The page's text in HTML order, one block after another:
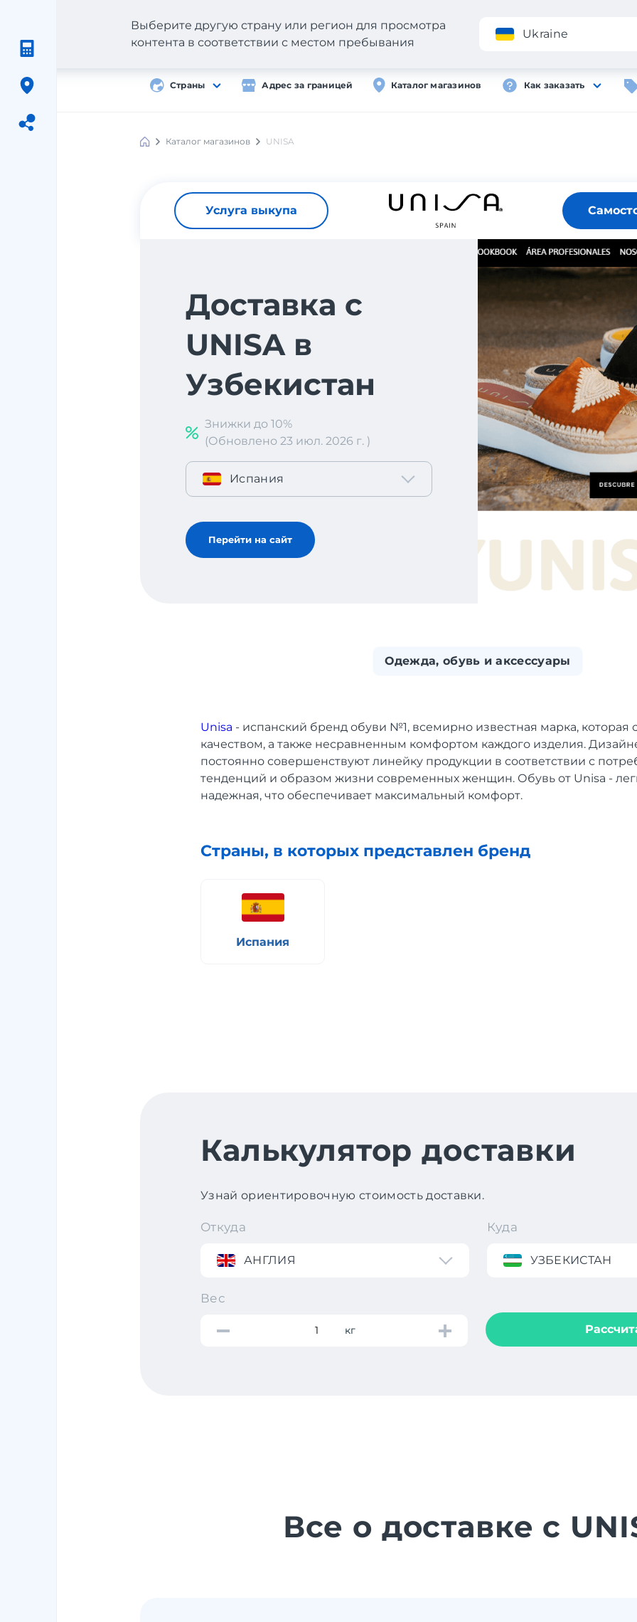
Приложение
Страны Адрес за границей Каталог магазинов Как заказать
Выберите другую страну или регион для просмотра
контента в соответствии с местом пребывания
Ukraine
Meest
Каталог магазинов UNISA
Услуга выкупа
Доставка с
UNISA в
Узбекистан
Знижки до 10%
(Обновлено 23 июл. 2026 г. )
Испания
Перейти на сайт
Одежда, обувь и аксессуары
Unisa - испанский бренд обуви №1, всемирно известная марка, которая
качеством, а также несравненным комфортом каждого изделия.
постоянно совершенствуют линейку продукции в соответствии с
тенденций и образом жизни современных женщин. Обувь от Unisa -
надежная, что обеспечивает максимальный комфорт.
Страны, в которых представлен бренд
Испания
Калькулятор доставки
Узнай ориентировочную стоимость доставки.
Откуда
АНГЛИЯ
Куда
УЗБЕКИСТАН
Вес
кг
Все о доставке с